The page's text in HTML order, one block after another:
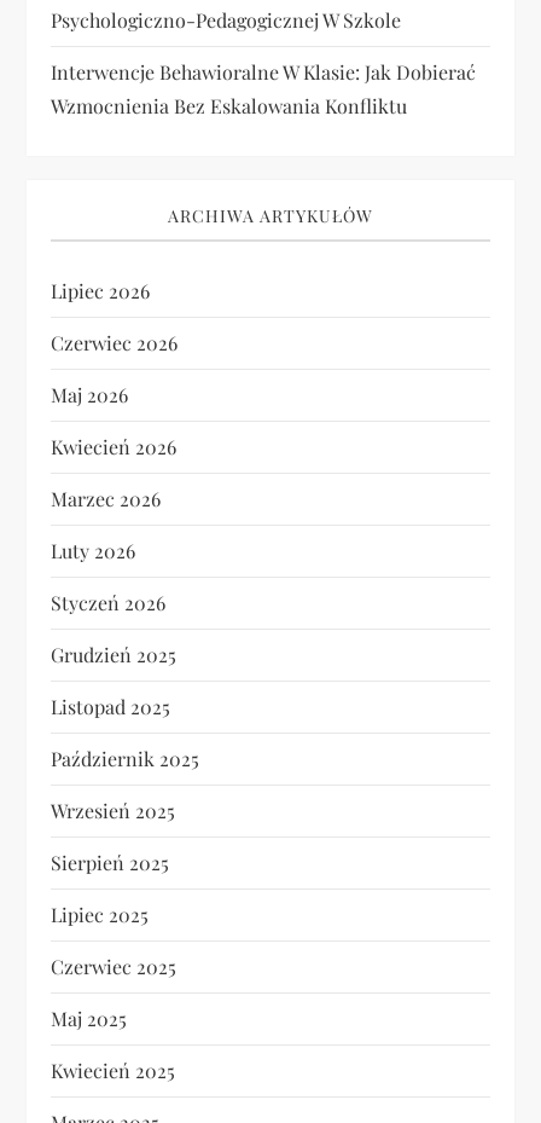
Psychologiczno-Pedagogicznej W Szkole
Interwencje Behawioralne W Klasie: Jak Dobierać
Wzmocnienia Bez Eskalowania Konfliktu
ARCHIWA ARTYKUŁÓW
Lipiec 2026
Czerwiec 2026
Maj 2026
Kwiecień 2026
Marzec 2026
Luty 2026
Styczeń 2026
Grudzień 2025
Listopad 2025
Październik 2025
Wrzesień 2025
Sierpień 2025
Lipiec 2025
Czerwiec 2025
Maj 2025
Kwiecień 2025